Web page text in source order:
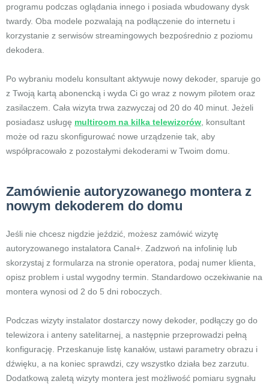
programu podczas oglądania innego i posiada wbudowany dysk
twardy. Oba modele pozwalają na podłączenie do internetu i
korzystanie z serwisów streamingowych bezpośrednio z poziomu
dekodera.
Po wybraniu modelu konsultant aktywuje nowy dekoder, sparuje go
z Twoją kartą abonencką i wyda Ci go wraz z nowym pilotem oraz
zasilaczem. Cała wizyta trwa zazwyczaj od 20 do 40 minut. Jeżeli
posiadasz usługę multiroom na kilka telewizorów , konsultant
może od razu skonfigurować nowe urządzenie tak, aby
współpracowało z pozostałymi dekoderami w Twoim domu.
Zamówienie autoryzowanego montera z
nowym dekoderem do domu
Jeśli nie chcesz nigdzie jeździć, możesz zamówić wizytę
autoryzowanego instalatora Canal+. Zadzwoń na infolinię lub
skorzystaj z formularza na stronie operatora, podaj numer klienta,
opisz problem i ustal wygodny termin. Standardowo oczekiwanie na
montera wynosi od 2 do 5 dni roboczych.
Podczas wizyty instalator dostarczy nowy dekoder, podłączy go do
telewizora i anteny satelitarnej, a następnie przeprowadzi pełną
konfigurację. Przeskanuje listę kanałów, ustawi parametry obrazu i
dźwięku, a na koniec sprawdzi, czy wszystko działa bez zarzutu.
Dodatkową zaletą wizyty montera jest możliwość pomiaru sygnału